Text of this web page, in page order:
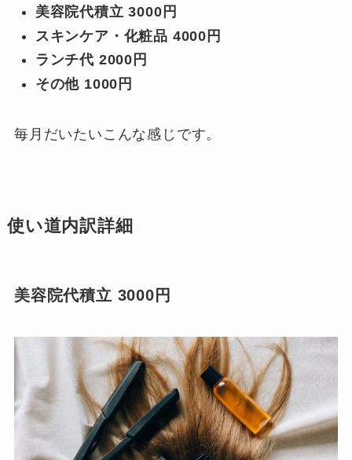
美容院代積立 3000円
スキンケア・化粧品 4000円
ランチ代 2000円
その他 1000円
毎月だいたいこんな感じです。
使い道内訳詳細
美容院代積立 3000円